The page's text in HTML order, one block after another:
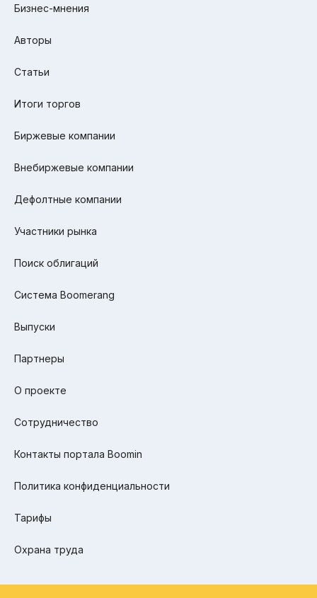
Бизнес-мнения
Авторы
Статьи
Итоги торгов
Биржевые компании
Внебиржевые компании
Дефолтные компании
Участники рынка
Поиск облигаций
Система Boomerang
Выпуски
Партнеры
О проекте
Сотрудничество
Контакты портала Boomin
Политика конфиденциальности
Тарифы
Охрана труда